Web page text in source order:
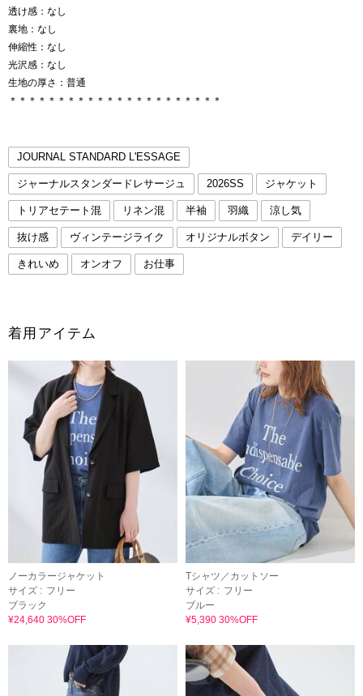
透け感：なし
裏地：なし
伸縮性：なし
光沢感：なし
生地の厚さ：普通
＊＊＊＊＊＊＊＊＊＊＊＊＊＊＊＊＊＊＊＊＊＊
JOURNAL STANDARD L'ESSAGE
ジャーナルスタンダードレサージュ 2026SS ジャケット
トリアセテート混 リネン混 半袖 羽織 涼し気
抜け感 ヴィンテージライク オリジナルボタン デイリー
きれいめ オンオフ お仕事
着用アイテム
ノーカラージャケット
サイズ : フリー
ブラック
¥24,640 30%OFF
Tシャツ／カットソー
サイズ : フリー
ブルー
¥5,390 30%OFF